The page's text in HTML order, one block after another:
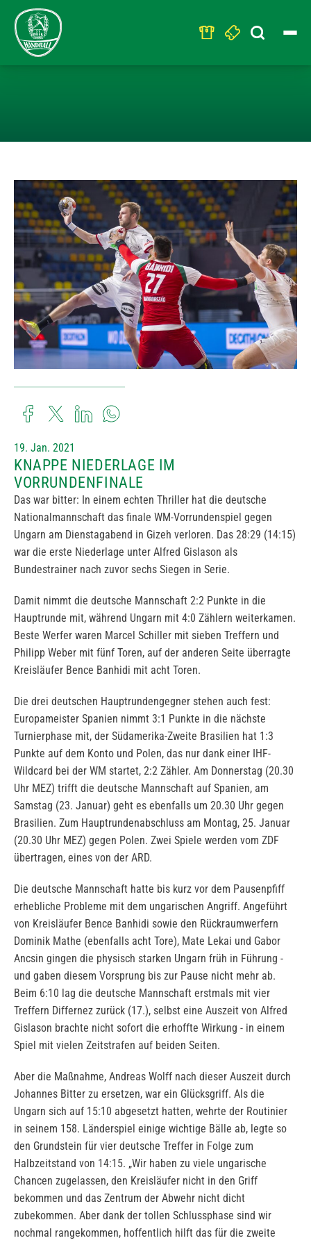
Search
for:
19. Jan. 2021
KNAPPE NIEDERLAGE IM
VORRUNDENFINALE
Das war bitter: In einem echten Thriller hat die deutsche
Nationalmannschaft das finale WM-Vorrundenspiel gegen
Ungarn am Dienstagabend in Gizeh verloren. Das 28:29 (14:15)
war die erste Niederlage unter Alfred Gislason als
Bundestrainer nach zuvor sechs Siegen in Serie.
Damit nimmt die deutsche Mannschaft 2:2 Punkte in die
Hauptrunde mit, während Ungarn mit 4:0 Zählern weiterkamen.
Beste Werfer waren Marcel Schiller mit sieben Treffern und
Philipp Weber mit fünf Toren, auf der anderen Seite überragte
Kreisläufer Bence Banhidi mit acht Toren.
Die drei deutschen Hauptrundengegner stehen auch fest:
Europameister Spanien nimmt 3:1 Punkte in die nächste
Turnierphase mit, der Südamerika-Zweite Brasilien hat 1:3
Punkte auf dem Konto und Polen, das nur dank einer IHF-
Wildcard bei der WM startet, 2:2 Zähler. Am Donnerstag (20.30
Uhr MEZ) trifft die deutsche Mannschaft auf Spanien, am
Samstag (23. Januar) geht es ebenfalls um 20.30 Uhr gegen
Brasilien. Zum Hauptrundenabschluss am Montag, 25. Januar
(20.30 Uhr MEZ) gegen Polen. Zwei Spiele werden vom ZDF
übertragen, eines von der ARD.
Die deutsche Mannschaft hatte bis kurz vor dem Pausenpfiff
erhebliche Probleme mit dem ungarischen Angriff. Angeführt
von Kreisläufer Bence Banhidi sowie den Rückraumwerfern
Dominik Mathe (ebenfalls acht Tore), Mate Lekai und Gabor
Ancsin gingen die physisch starken Ungarn früh in Führung -
und gaben diesem Vorsprung bis zur Pause nicht mehr ab.
Beim 6:10 lag die deutsche Mannschaft erstmals mit vier
Treffern Differnez zurück (17.), selbst eine Auszeit von Alfred
Gislason brachte nicht sofort die erhoffte Wirkung - in einem
Spiel mit vielen Zeitstrafen auf beiden Seiten.
Aber die Maßnahme, Andreas Wolff nach dieser Auszeit durch
Johannes Bitter zu ersetzen, war ein Glücksgriff. Als die
Ungarn sich auf 15:10 abgesetzt hatten, wehrte der Routinier
in seinem 158. Länderspiel einige wichtige Bälle ab, legte so
den Grundstein für vier deutsche Treffer in Folge zum
Halbzeitstand von 14:15. „Wir haben zu viele ungarische
Chancen zugelassen, den Kreisläufer nicht in den Griff
bekommen und das Zentrum der Abwehr nicht dicht
zubekommen. Aber dank der tollen Schlussphase sind wir
nochmal rangekommen, hoffentlich hilft das für die zweite